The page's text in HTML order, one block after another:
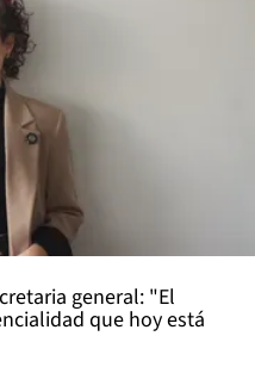
general: "El
que hoy está